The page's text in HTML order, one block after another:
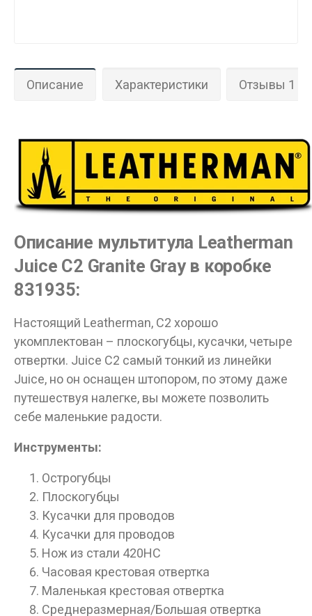
Описание Характеристики Отзывы 1
Описание мультитула Leatherman
Juice C2 Granite Gray в коробке
831935:
Настоящий Leatherman, С2 хорошо
укомплектован – плоскогубцы, кусачки, четыре
отвертки. Juice C2 самый тонкий из линейки
Juice, но он оснащен штопором, по этому даже
путешествуя налегке, вы можете позволить
себе маленькие радости.
Инструменты:
Острогубцы
Плоскогубцы
Кусачки для проводов
Кусачки для проводов
Нож из стали 420HC
Часовая крестовая отвертка
Маленькая крестовая отвертка
Среднеразмерная/Большая отвертка
Данные товары продаются лицам,